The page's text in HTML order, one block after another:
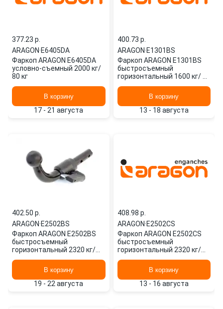
377.23 p.
ARAGON·E6405DA
Фаркоп ARAGON E6405DA
условно-съемный 2000 кг/
80 кг
В корзину
17 - 21 августа
400.73 p.
ARAGON·E1301BS
Фаркоп ARAGON E1301BS
быстросъемный
горизонтальный 1600 кг/ 75
В корзину
13 - 18 августа
402.50 p.
ARAGON·E2502BS
Фаркоп ARAGON E2502BS
быстросъемный
горизонтальный 2320 кг/
В корзину
19 - 22 августа
408.98 p.
ARAGON·E2502CS
Фаркоп ARAGON E2502CS
быстросъемный
горизонтальный 2320 кг/
В корзину
13 - 16 августа